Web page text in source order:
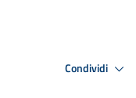
Condividi